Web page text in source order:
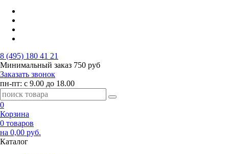
8 (495) 180 41 21
Минимальный заказ 750 руб
Заказать звонок
пн-пт: с 9.00 до 18.00
0
Корзина
0 товаров
на 0,00 руб.
Каталог